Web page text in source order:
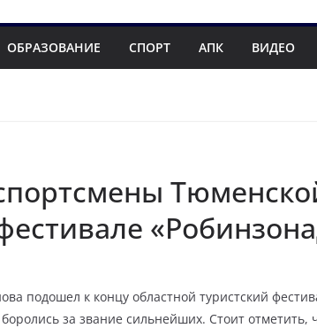
ОБРАЗОВАНИЕ СПОРТ АПК ВИДЕО
подошел к концу областной туристский
за звание сильнейших. Стоит отметить,